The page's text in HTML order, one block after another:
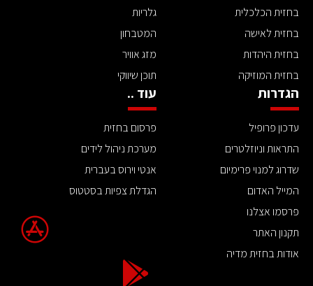
בחזית הכלכלית
בחזית לאישה
בחזית היהדות
בחזית המוזיקה
גלריות
המטבחון
מזג אוויר
תוכן שיווקי
הגדרות
עדכון פרופיל
התראות וניוזלטרים
שדרוג למנוי פרימיום
המייל האדום
פרסמו אצלנו
תקנון האתר
אודות בחזית מדיה
עוד ..
פרסום בחזית
מערכת ניהול לידים
אנטי וירוס בעברית
הגדלת צפיות בסטטוס